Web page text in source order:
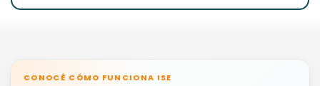
CONOCÉ CÓMO FUNCIONA ISE